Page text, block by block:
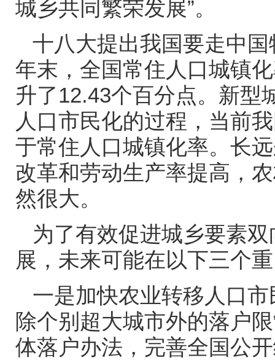
城乡共同繁荣发展”。
十八大提出我国要走中
年末，全国常住人口城镇
升了12.43个百分点。新型
人口市民化的过程，当前
于常住人口城镇化率。长
改革和劳动生产率提高，
然很大。
为了有效促进城乡要素
展，未来可能在以下三个
一是加快农业转移人口
除个别超大城市外的落户
体落户办法，完善全国公